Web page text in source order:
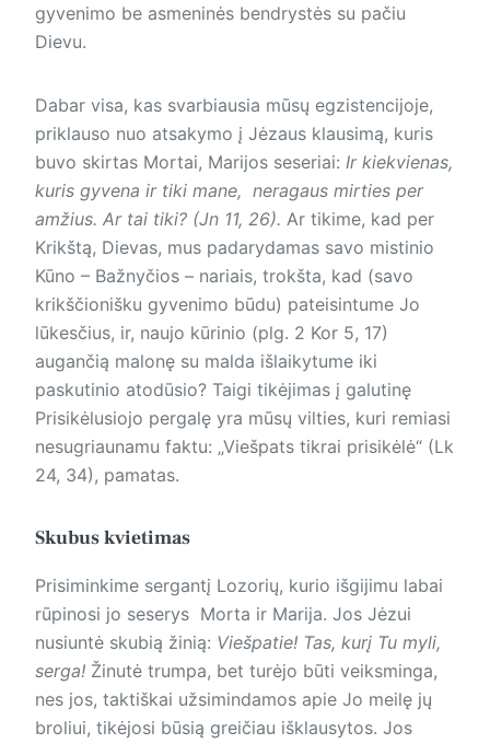
gyvenimo be asmeninės bendrystės su pačiu
Dievu.
Dabar visa, kas svarbiausia mūsų egzistencijoje,
priklauso nuo atsakymo į Jėzaus klausimą, kuris
buvo skirtas Mortai, Marijos seseriai: Ir kiekvienas,
kuris gyvena ir tiki mane, neragaus mirties per
amžius. Ar tai tiki? (Jn 11, 26). Ar tikime, kad per
Krikštą, Dievas, mus padarydamas savo mistinio
Kūno – Bažnyčios – nariais, trokšta, kad (savo
krikščionišku gyvenimo būdu) pateisintume Jo
lūkesčius, ir, naujo kūrinio (plg. 2 Kor 5, 17)
augančią malonę su malda išlaikytume iki
paskutinio atodūsio? Taigi tikėjimas į galutinę
Prisikėlusiojo pergalę yra mūsų vilties, kuri remiasi
nesugriaunamu faktu: „Viešpats tikrai prisikėlė“ (Lk
24, 34), pamatas.
Skubus kvietimas
Prisiminkime sergantį Lozorių, kurio išgijimu labai
rūpinosi jo seserys Morta ir Marija. Jos Jėzui
nusiuntė skubią žinią: Viešpatie! Tas, kurį Tu myli,
serga! Žinutė trumpa, bet turėjo būti veiksminga,
nes jos, taktiškai užsimindamos apie Jo meilę jų
broliui, tikėjosi būsią greičiau išklausytos. Jos